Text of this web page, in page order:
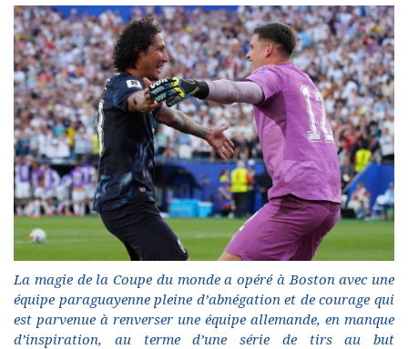
La magie de la Coupe du monde a opéré à Boston avec une
équipe paraguayenne pleine d’abnégation et de courage qui
est parvenue à renverser une équipe allemande, en manque
d’inspiration, au terme d’une série de tirs au but